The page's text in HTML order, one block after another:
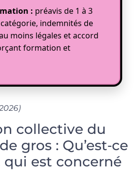
: préavis de 1 à 3
indemnités de
moins légales et accord
formation et
collective du
gros : Qu’est‑ce
qui est concerné